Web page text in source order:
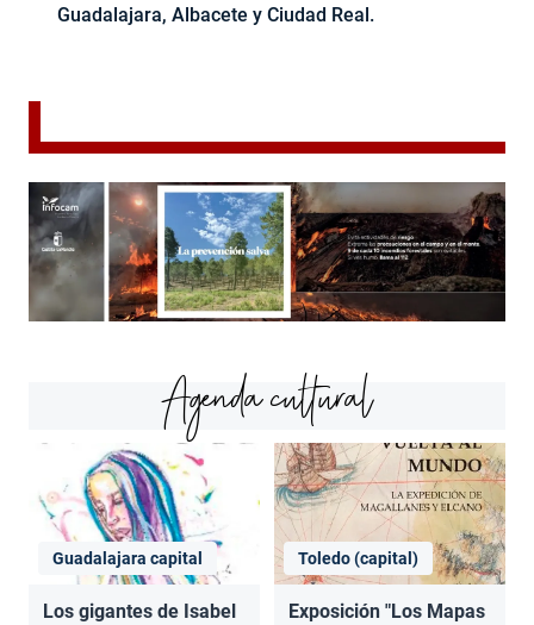
Guadalajara, Albacete y Ciudad Real.
Agenda cultural
Guadalajara capital
Los gigantes de Isabel
Toledo (capital)
Exposición "Los Mapas